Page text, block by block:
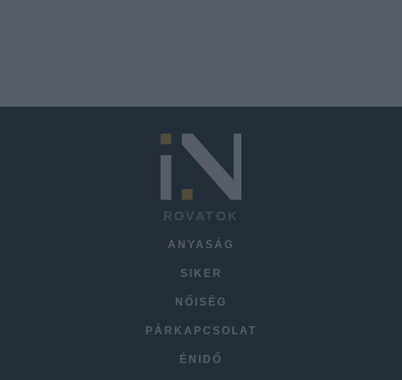
ROVATOK
ANYASÁG
SIKER
NŐISÉG
PÁRKAPCSOLAT
ÉNIDŐ